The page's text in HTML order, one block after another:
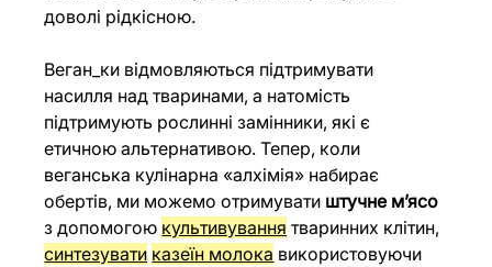
доволі рідкісною.
Веган_ки відмовляються підтримувати
насилля над тваринами, а натомість
підтримують рослинні замінники, які є
етичною альтернативою. Тепер, коли
веганська кулінарна «алхімія» набирає
обертів, ми можемо отримувати штучне м’ясо
з допомогою культивування тваринних клітин,
синтезувати казеїн молока використовуючи